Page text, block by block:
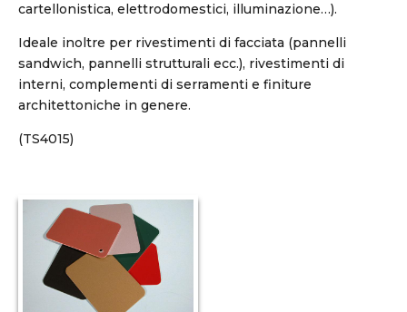
cartellonistica, elettrodomestici, illuminazione…).
Ideale inoltre per rivestimenti di facciata (pannelli
sandwich, pannelli strutturali ecc.), rivestimenti di
interni, complementi di serramenti e finiture
architettoniche in genere.
(TS4015)